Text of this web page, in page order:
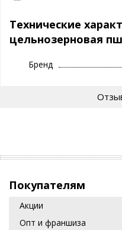
- выводит шлаки из
- заставляет организм
- содействует устранению
Технические
цельнозерновая
Бренд
Покупателям
Акции
Опт и франшиза